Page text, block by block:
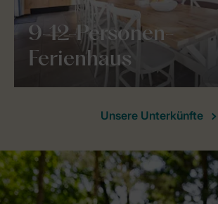
9-12-Personen-
Ferienhaus
Unsere Unterkünfte